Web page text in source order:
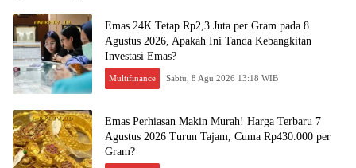
Emas 24K Tetap Rp2,3 Juta per Gram pada 8
Agustus 2026, Apakah Ini Tanda Kebangkitan
Investasi Emas?
Multifinance Sabtu, 8 Agu 2026 13:18 WIB
Emas Perhiasan Makin Murah! Harga Terbaru 7
Agustus 2026 Turun Tajam, Cuma Rp430.000 per
Gram?